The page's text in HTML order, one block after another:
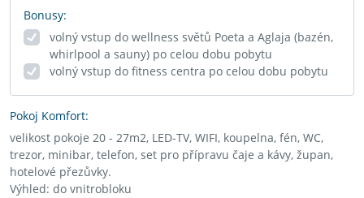
Bonusy:
volný vstup do wellness světů Poeta a Aglaja (bazén,
whirlpool a sauny) po celou dobu pobytu
volný vstup do fitness centra po celou dobu pobytu
Pokoj Komfort:
velikost pokoje 20 - 27m2, LED-TV, WIFI, koupelna, fén, WC,
trezor, minibar, telefon, set pro přípravu čaje a kávy, župan,
hotelové přezůvky.
Výhled: do vnitrobloku